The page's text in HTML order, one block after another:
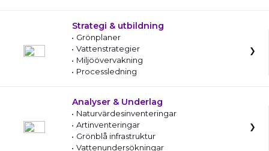
Strategi & utbildning
Grönplaner
Vattenstrategier
Miljöövervakning
Processledning
Analyser & Underlag
Naturvärdesinventeringar
Artinventeringar
Grönblå infrastruktur
Vattenundersökningar